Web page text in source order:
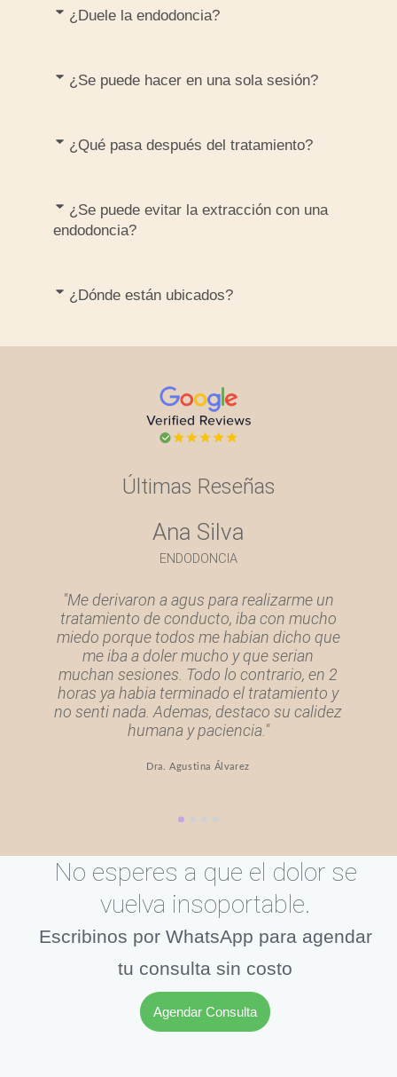
¿Duele la endodoncia?
¿Se puede hacer en una sola sesión?
¿Qué pasa después del tratamiento?
¿Se puede evitar la extracción con una
endodoncia?
¿Dónde están ubicados?
Últimas Reseñas
Ana Silva
ENDODONCIA
"Me derivaron a agus para realizarme un
tratamiento de conducto, iba con mucho
miedo porque todos me habian dicho que
me iba a doler mucho y que serian
muchan sesiones. Todo lo contrario, en 2
horas ya habia terminado el tratamiento y
no senti nada. Ademas, destaco su calidez
humana y paciencia."
Dra. Agustina Álvarez
No esperes a que el dolor se
vuelva insoportable.
Escribinos por WhatsApp para agendar
tu consulta sin costo
Agendar Consulta